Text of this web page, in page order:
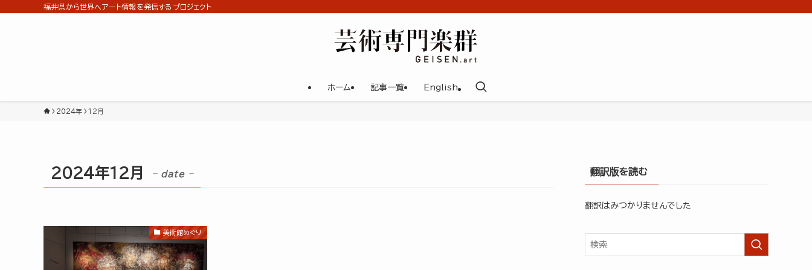
福井県から世界へアート情報を発信するプロジェクト
ホーム 記事一覧 English
2024年 12月
2024年12月 – date –
美術館めぐり
翻訳版を読む
翻訳はみつかりませんでした